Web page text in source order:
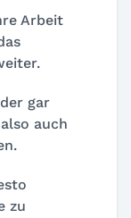
Arbeit
gar
auch
zu